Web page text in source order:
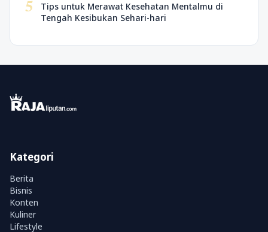
5
Tips untuk Merawat Kesehatan Mentalmu di
Tengah Kesibukan Sehari-hari
Kategori
Berita
Bisnis
Konten
Kuliner
Lifestyle